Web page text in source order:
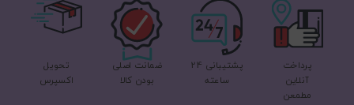
پرداخت
آنلاین
مطمعن
پشتیبانی 24
ساعته
ضمانت اصلی
بودن کالا
تحویل
اکسپرس